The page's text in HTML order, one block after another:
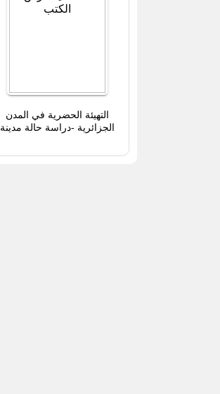
التهيئة الحضرية في المدن
الجزائرية -دراسة حالة مدينة